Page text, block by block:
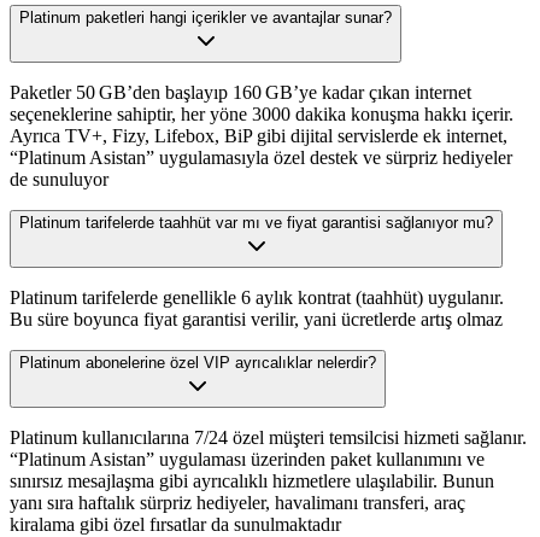
Platinum paketleri hangi içerikler ve avantajlar sunar?
Paketler 50 GB’den başlayıp 160 GB’ye kadar çıkan internet
seçeneklerine sahiptir, her yöne 3000 dakika konuşma hakkı içerir.
Ayrıca TV+, Fizy, Lifebox, BiP gibi dijital servislerde ek internet,
“Platinum Asistan” uygulamasıyla özel destek ve sürpriz hediyeler
de sunuluyor
Platinum tarifelerde taahhüt var mı ve fiyat garantisi sağlanıyor mu?
Platinum tarifelerde genellikle 6 aylık kontrat (taahhüt) uygulanır.
Bu süre boyunca fiyat garantisi verilir, yani ücretlerde artış olmaz
Platinum abonelerine özel VIP ayrıcalıklar nelerdir?
Platinum kullanıcılarına 7/24 özel müşteri temsilcisi hizmeti sağlanır.
“Platinum Asistan” uygulaması üzerinden paket kullanımını ve
sınırsız mesajlaşma gibi ayrıcalıklı hizmetlere ulaşılabilir. Bunun
yanı sıra haftalık sürpriz hediyeler, havalimanı transferi, araç
kiralama gibi özel fırsatlar da sunulmaktadır